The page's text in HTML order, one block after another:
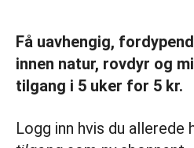
Få uavhengig,
innen natur, rovdyr og
tilgang i 5 uker for 5 kr.
Logg inn hvis du allerede